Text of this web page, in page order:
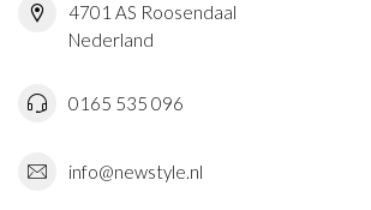
4701 AS Roosendaal
Nederland
0165 535 096
info@newstyle.nl